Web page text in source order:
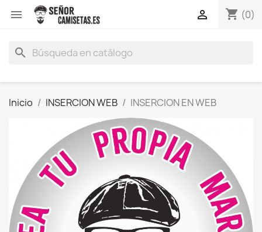
 shopping_cart (0)

search
Inicio INSERCION WEB INSERCION EN WEB